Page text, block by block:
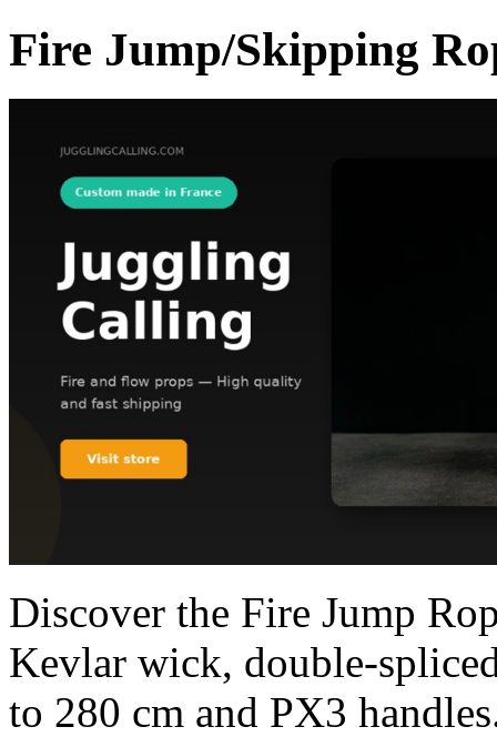
Fire Jump/Skipping
Discover the Fire Jump
Kevlar wick, double-
to 280 cm and PX3